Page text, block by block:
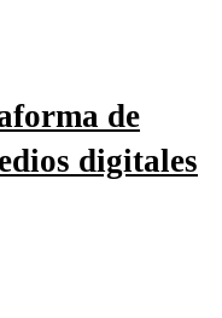
de
digitales